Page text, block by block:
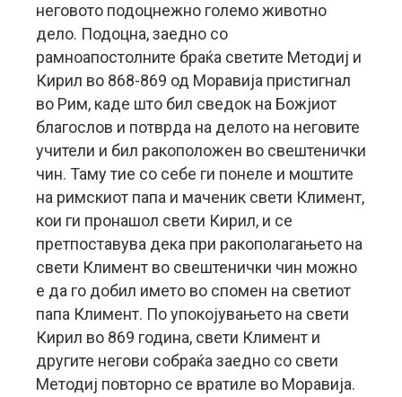
неговото подоцнежно големо животно
дело. Подоцна, заедно со
рамноапостолните браќа светите Методиј и
Кирил во 868-869 од Моравија пристигнал
во Рим, каде што бил сведок на Божјиот
благослов и потврда на делото на неговите
учители и бил ракоположен во свештенички
чин. Таму тие со себе ги понеле и моштите
на римскиот папа и маченик свети Климент,
кои ги пронашол свети Кирил, и се
претпоставува дека при ракополагањето на
свети Климент во свештенички чин можно
е да го добил името во спомен на светиот
папа Климент. По упокојувањето на свети
Кирил во 869 година, свети Климент и
другите негови собраќа заедно со свети
Методиј повторно се вратиле во Моравија.